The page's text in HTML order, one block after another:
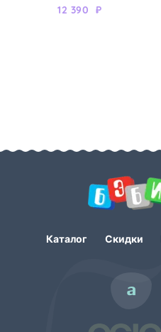
12 390 ₽
Каталог Скидки